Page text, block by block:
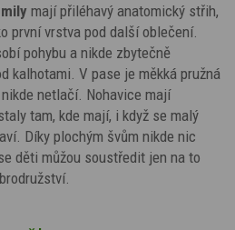
mají přiléhavý anatomický střih,
první vrstva pod další oblečení.
pohybu a nikde zbytečně
kalhotami. V pase je měkká pružná
netlačí. Nohavice mají
tam, kde mají, i když se malý
Díky plochým švům nikde nic
děti můžou soustředit jen na to